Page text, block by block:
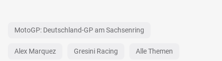
MotoGP: Deutschland-GP am Sachsenring
Alex Marquez Gresini Racing Alle Themen